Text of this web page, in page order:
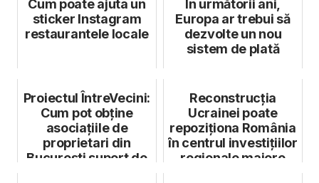
Cum poate ajuta un
sticker Instagram
restaurantele locale
În următorii ani,
Europa ar trebui să
dezvolte un nou
sistem de plată
Proiectul ÎntreVecini:
Cum pot obține
asociațiile de
proprietari din
București suport de
Reconstrucția
Ucrainei poate
repoziționa România
în centrul investițiilor
regionale majore